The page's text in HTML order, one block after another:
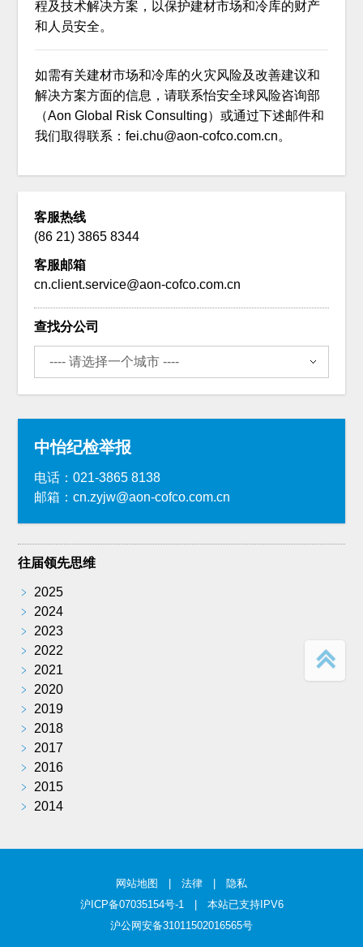
程及技术解决方案，以保护建材市场和冷库的财产
和人员安全。
如需有关建材市场和冷库的火灾风险及改善建议和
解决方案方面的信息，请联系怡安全球风险咨询部
（Aon Global Risk Consulting）或通过下述邮件和
我们取得联系：fei.chu@aon-cofco.com.cn。
客服热线
(86 21) 3865 8344
客服邮箱
cn.client.service@aon-cofco.com.cn
查找分公司
中怡纪检举报
电话：021-3865 8138
邮箱：cn.zyjw@aon-cofco.com.cn
往届领先思维
﹥
2025
﹥
2024
﹥
2023
﹥
2022
﹥
2021
﹥
2020
﹥
2019
﹥
2018
﹥
2017
﹥
2016
﹥
2015
﹥
2014
网站地图 | 法律 | 隐私
沪ICP备07035154号-1 | 本站已支持IPV6
沪公网安备31011502016565号